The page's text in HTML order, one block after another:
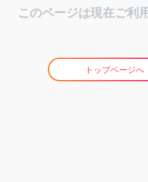
このページは現在ご利